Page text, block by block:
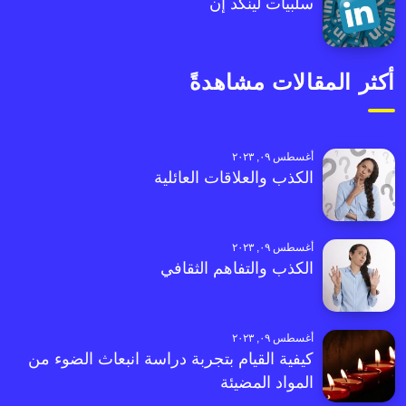
سلبيات لينكد إن
أكثر المقالات مشاهدةً
أغسطس ٠٩, ٢٠٢٣
الكذب والعلاقات العائلية
أغسطس ٠٩, ٢٠٢٣
الكذب والتفاهم الثقافي
أغسطس ٠٩, ٢٠٢٣
كيفية القيام بتجربة دراسة انبعاث الضوء من
المواد المضيئة